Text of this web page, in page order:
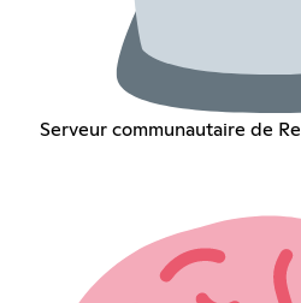
Serveur communautaire de